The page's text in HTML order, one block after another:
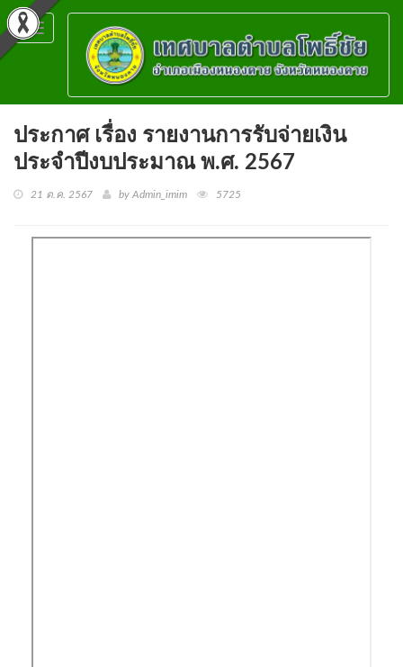
Toggle
navigation
ประกาศ เรื่อง รายงานการรับจ่ายเงิน
ประจำปีงบประมาณ พ.ศ. 2567
21 ต.ค. 2567 by Admin_imim 5725